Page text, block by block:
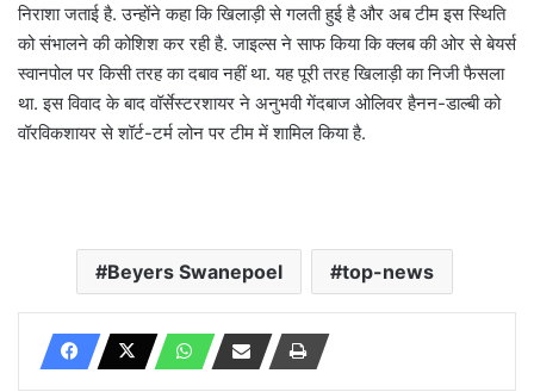
निराशा जताई है. उन्होंने कहा कि खिलाड़ी से गलती हुई है और अब टीम इस स्थिति
को संभालने की कोशिश कर रही है. जाइल्स ने साफ किया कि क्लब की ओर से बेयर्स
स्वानपोल पर किसी तरह का दबाव नहीं था. यह पूरी तरह खिलाड़ी का निजी फैसला
था. इस विवाद के बाद वॉर्सेस्टरशायर ने अनुभवी गेंदबाज ओलिवर हैनन-डाल्बी को
वॉरविकशायर से शॉर्ट-टर्म लोन पर टीम में शामिल किया है.
Beyers Swanepoel top-news